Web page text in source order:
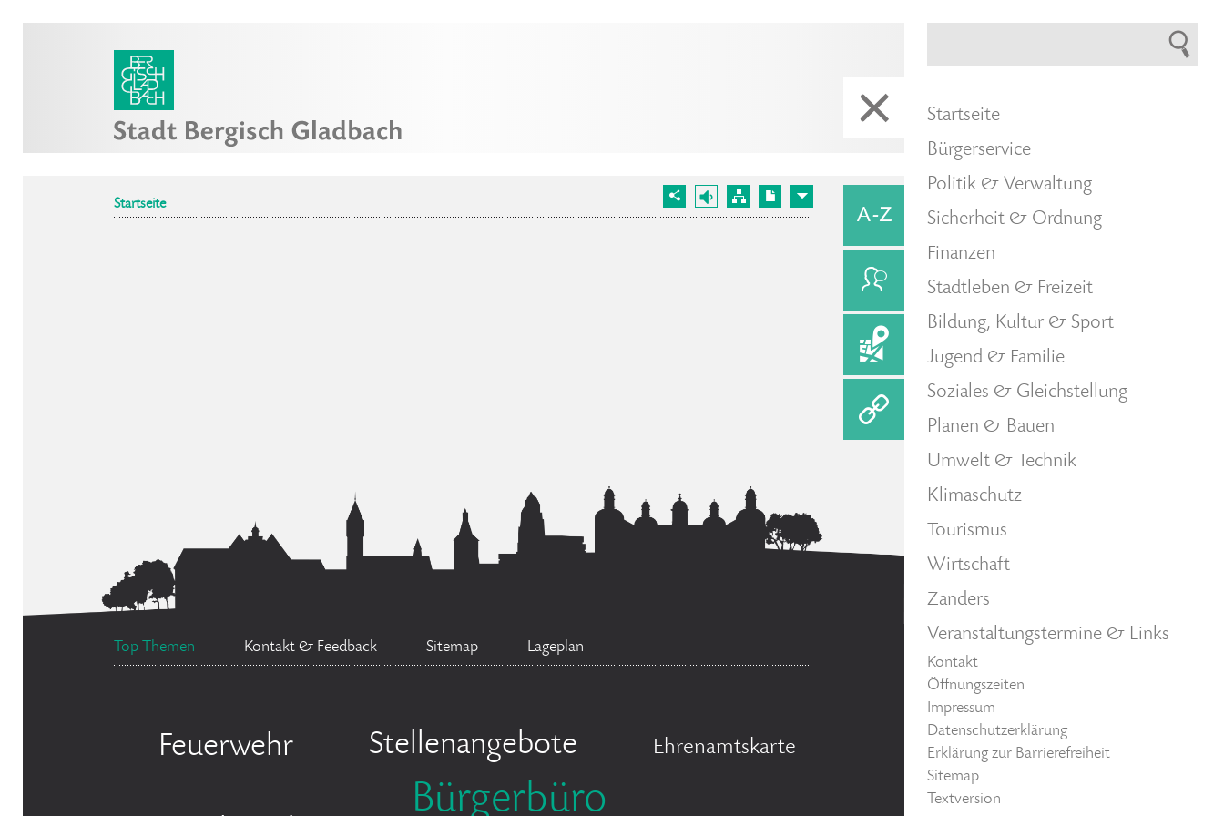
Startseite
Top Themen Kontakt & Feedback Sitemap Lageplan
Feuerwehr Stellenangebote Ehrenamtskarte
Bürgerbüro
Startseite
Bürgerservice
Politik & Verwaltung
Sicherheit & Ordnung
Finanzen
Stadtleben & Freizeit
Bildung, Kultur & Sport
Jugend & Familie
Soziales & Gleichstellung
Planen & Bauen
Umwelt & Technik
Klimaschutz
Tourismus
Wirtschaft
Zanders
Veranstaltungstermine & Links
Kontakt
Öffnungszeiten
Impressum
Datenschutzerklärung
Erklärung zur Barrierefreiheit
Sitemap
Textversion